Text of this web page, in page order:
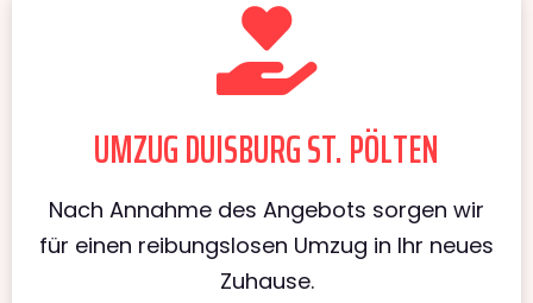
UMZUG DUISBURG ST. PÖLTEN
Nach Annahme des Angebots sorgen wir
für einen reibungslosen Umzug in Ihr neues
Zuhause.